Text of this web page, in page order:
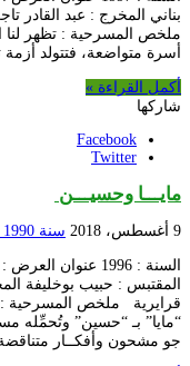
بناني المخرج : عبد القادر
ملخص المسرحية : تظهر لنا
أسرة متواضعة، فتتولد
أكمل القراءة »
شاركها
Facebook
Twitter
مايـــا وحسيـــن
9 أغسطس، 2018 سنة 1990 — سنة 1999
السنة : 1996
المقتبس : حبيب بوخليفة
قرايرية ملخص المسرحية :
“مايا” بـ “حسين” وتُحمِّله
جو مشحون وأفكــار